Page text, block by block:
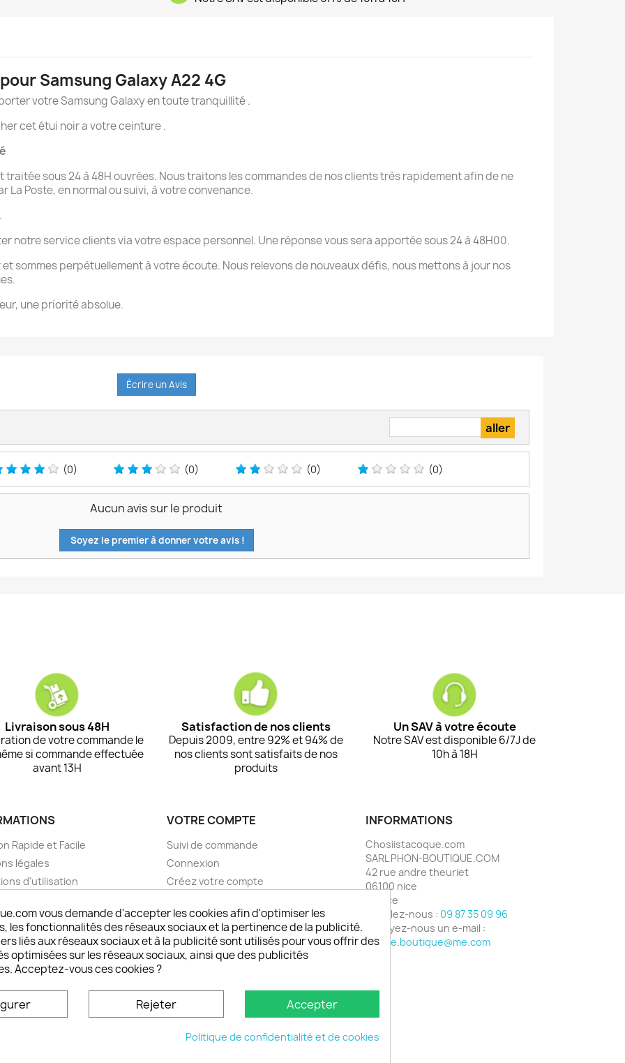
Samsung Galaxy A22 4G
votre Samsung Galaxy en toute tranquillité .
cet étui noir a votre ceinture .
sous 24 à 48H ouvrées. Nous traitons les commandes de nos clients très rapidement afin de ne
Poste, en normal ou suivi, à votre convenance.
notre service clients via votre espace personnel. Une réponse vous sera apportée sous 24 à 48H00.
sommes perpétuellement à votre écoute. Nous relevons de nouveaux défis, nous mettons à jour nos
une priorité absolue.
Écrire un Avis
(0) (0) (0) (0)
Aucun avis sur le produit
Soyez le premier à donner votre avis !
Livraison sous 48H
de votre commande le
si commande effectuée
avant 13H
Satisfaction de nos clients
Depuis 2009, entre 92% et 94% de
nos clients sont satisfaits de nos
produits
Un SAV à votre écoute
Notre SAV est disponible 6/7J de
10h à 18H
Rapide et Facile
légales
d'utilisation
sécurisé choisistacoque
et remboursements
DOM TOM et outremer
personnaliser son
VOTRE COMPTE
Suivi de commande
Connexion
Créez votre compte
INFORMATIONS
Chosiistacoque.com
SARL PHON-BOUTIQUE.COM
42 rue andre theuriet
06100 nice
France
Appelez-nous : 09 87 35 09 96
Envoyez-nous un e-mail :
phone.boutique@me.com
vous demande d'accepter les cookies afin d'optimiser les
les fonctionnalités des réseaux sociaux et la pertinence de la publicité.
liés aux réseaux sociaux et à la publicité sont utilisés pour vous offrir des
optimisées sur les réseaux sociaux, ainsi que des publicités
Acceptez-vous ces cookies ?
Rejeter Accepter
Politique de confidentialité et de cookies